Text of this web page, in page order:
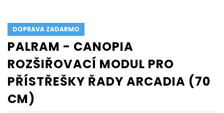
DOPRAVA ZADARMO
PALRAM - CANOPIA
ROZŠIŘOVACÍ MODUL PRO
PŘÍSTŘEŠKY ŘADY ARCADIA (70
CM)